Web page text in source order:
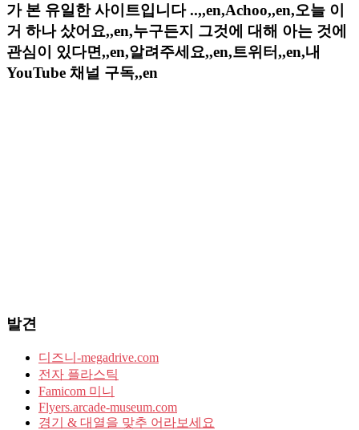
가 본 유일한 사이트입니다 ..,,en,Achoo,,en,오늘 이
거 하나 샀어요,,en,누구든지 그것에 대해 아는 것에
관심이 있다면,,en,알려주세요,,en,트위터,,en,내
YouTube 채널 구독,,en
발견
디즈니-megadrive.com
전자 플라스틱
Famicom 미니
Flyers.arcade-museum.com
경기 & 대열을 맞추 어라보세요